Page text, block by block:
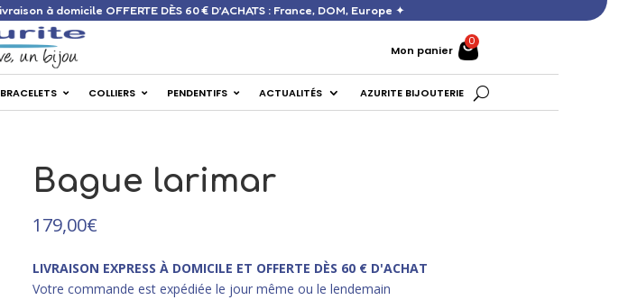
✦ Livraison à domicile OFFERTE DÈS 60 € D’ACHATS : France, DOM, Europe ✦
Mon panier
BRACELETS COLLIERS PENDENTIFS ACTUALITÉS AZURITE BIJOUTERIE
Bague larimar
179,00€
LIVRAISON EXPRESS À DOMICILE ET OFFERTE DÈS 60 € D'ACHAT
Votre commande est expédiée le jour même ou le lendemain